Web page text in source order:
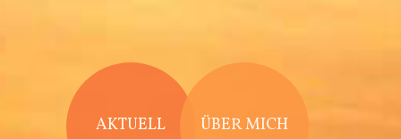
AKTUELL ÜBER MICH